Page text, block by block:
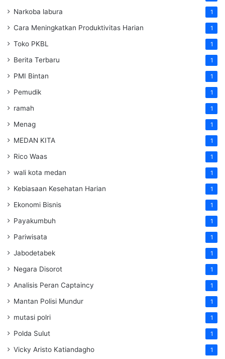
Narkoba labura 1
Cara Meningkatkan Produktivitas Harian 1
Toko PKBL 1
Berita Terbaru 1
PMI Bintan 1
Pemudik 1
ramah 1
Menag 1
MEDAN KITA 1
Rico Waas 1
wali kota medan 1
Kebiasaan Kesehatan Harian 1
Ekonomi Bisnis 1
Payakumbuh 1
Pariwisata 1
Jabodetabek 1
Negara Disorot 1
Analisis Peran Captaincy 1
Mantan Polisi Mundur 1
mutasi polri 1
Polda Sulut 1
Vicky Aristo Katiandagho 1